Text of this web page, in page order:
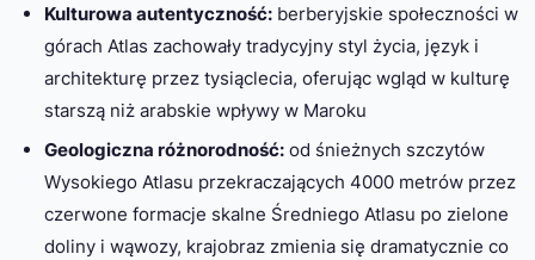
Kulturowa autentyczność:berberyjskie społeczności w
górach Atlas zachowały tradycyjny styl życia, język i
architekturę przez tysiąclecia, oferując wgląd w kulturę
starszą niż arabskie wpływy w Maroku
Geologiczna różnorodność:od śnieżnych szczytów
Wysokiego Atlasu przekraczających 4000 metrów przez
czerwone formacje skalne Średniego Atlasu po zielone
doliny i wąwozy, krajobraz zmienia się dramatycznie co